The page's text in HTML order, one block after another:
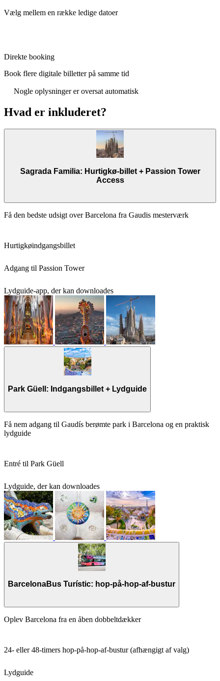
Vælg mellem en række ledige datoer
Direkte booking
Book flere digitale billetter på samme tid
Nogle oplysninger er oversat automatisk
Hvad er inkluderet?
Sagrada Familia: Hurtigkø-billet + Passion Tower
Access
Få den bedste udsigt over Barcelona fra Gaudis mesterværk
Hurtigkøindgangsbillet
Adgang til Passion Tower
Lydguide-app, der kan downloades
Park Güell: Indgangsbillet + Lydguide
Få nem adgang til Gaudís berømte park i Barcelona og en praktisk
lydguide
Entré til Park Güell
Lydguide, der kan downloades
BarcelonaBus Turístic: hop-på-hop-af-bustur
Oplev Barcelona fra en åben dobbeltdækker
24- eller 48-timers hop-på-hop-af-bustur (afhængigt af valg)
Lydguide